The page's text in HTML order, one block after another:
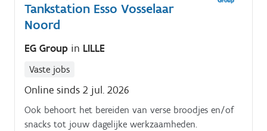
Tankstation Esso Vosselaar
Noord
EG Group in LILLE
Vaste jobs
Online sinds 2 jul. 2026
Ook behoort het bereiden van verse broodjes en/of
snacks tot jouw dagelijke werkzaamheden.